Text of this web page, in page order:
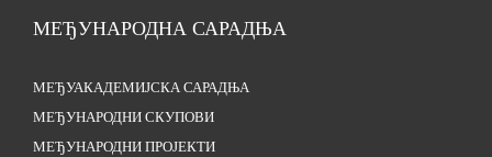
МЕЂУНАРОДНА САРАДЊА
МЕЂУАКАДЕМИЈСКА САРАДЊА
МЕЂУНАРОДНИ СКУПОВИ
МЕЂУНАРОДНИ ПРОЈЕКТИ